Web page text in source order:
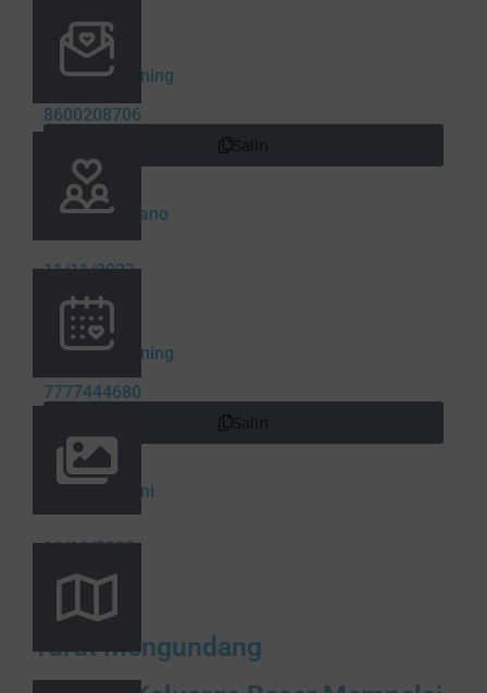
Abi & Selvi
Nomor Rekening
8600208706
Salin
Atas Nama
Frengki Abriano
11/11/2023
Abi & Selvi
Nomor Rekening
7777444680
Salin
Atas Nama
Selvy Septiani
11/11/2023
Turut Mengundang